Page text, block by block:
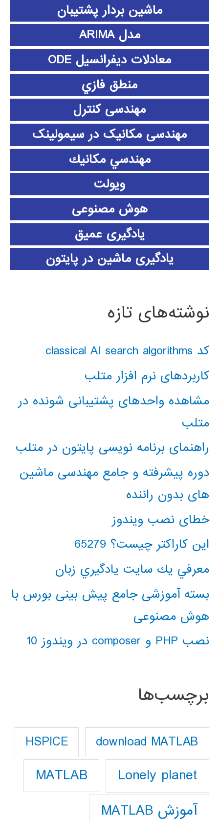
ماشین بردار پشتیبان
مدل ARIMA
معادلات دیفرانسیل ODE
منطق فازي
مهندسی کنترل
مهندسی مکانیک در سیمولینک
مهندسي مكانيك
ویولت
هوش مصنوعی
یادگیری عمیق
یادگیری ماشین در پایتون
نوشته‌های تازه
کد classical AI search algorithms
کاربردهای نرم افزار متلب
مشاهده واحدهای پشتیبانی شونده در
متلب
راهنمای برنامه نویسی پایتون در متلب
دوره پیشرفته و جامع مهندسی ماشین
های بدون راننده
خطای نصب ویندوز
این کاراکتر چیست؟ 65279
معرفي يك سايت يادگيري زبان
بسته آموزشی جامع پیش بینی بورس با
هوش مصنوعی
نصب PHP و composer در ویندوز 10
برچسب‌ها
download MATLAB
HSPICE
Lonely planet
MATLAB
آموزش MATLAB